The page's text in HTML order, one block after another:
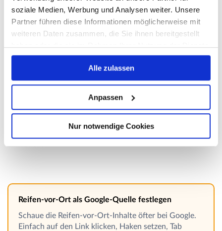
soziale Medien, Werbung und Analysen weiter. Unsere
Partner führen diese Informationen möglicherweise mit
weiteren Daten zusammen, die Sie ihnen bereitgestellt
haben oder die sie im Rahmen Ihrer Nutzung der Dienste
gesammelt haben. Weitere Informationen über die
Verwendung Ihrer Daten finden Sie in
unsererDatenschutzerklärung.
Alle zulassen
Anpassen
Nur notwendige Cookies
Kann man einen Reifen an der Seitenfläche
reparieren?
Darf man Hochgeschwindigkeitsreifen mit V-,
W- oder Y-Index flicken?
Ist ein Reifenreparaturset TÜV-zugelassen und
Reifen-vor-Ort als Google-Quelle festlegen
Schaue die Reifen-vor-Ort-Inhalte öfter bei Google.
Einfach auf den Link klicken, Haken setzen, Tab